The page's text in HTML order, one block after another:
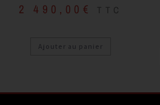
2 490,00 € TTC
Ajouter au panier